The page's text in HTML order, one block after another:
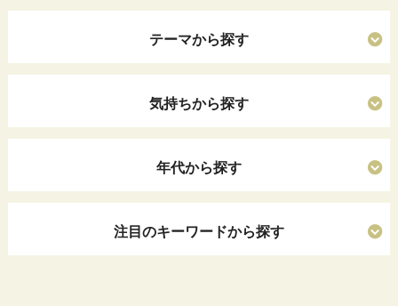
テーマから探す
気持ちから探す
年代から探す
注目のキーワードから探す